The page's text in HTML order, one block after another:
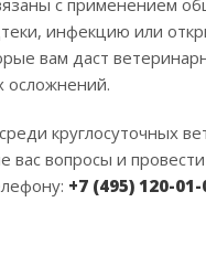
инфекцию или
вам даст
осложнений.
круглосуточных
вопросы и
+7 (495) 120-01-